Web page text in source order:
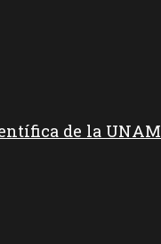
de la UNAM